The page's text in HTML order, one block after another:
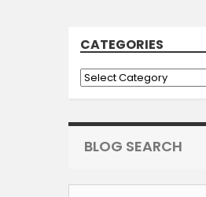
CATEGORIES
BLOG SEARCH